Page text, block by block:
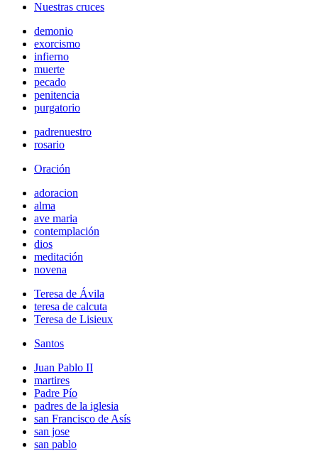
Nuestras cruces
demonio
exorcismo
infierno
muerte
pecado
penitencia
purgatorio
padrenuestro
rosario
Oración
adoracion
alma
ave maria
contemplación
dios
meditación
novena
Teresa de Ávila
teresa de calcuta
Teresa de Lisieux
Santos
Juan Pablo II
martires
Padre Pío
padres de la iglesia
san Francisco de Asís
san jose
san pablo